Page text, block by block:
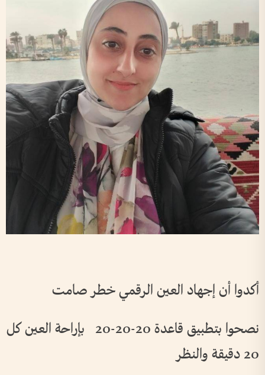
أكدوا أن إجهاد العين الرقمي خطر صامت
نصحوا بتطبيق قاعدة 20-20-20 بإراحة العين كل
20 دقيقة والنظر